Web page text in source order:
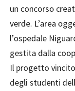
un concorso
verde. L’area
l’ospedale
gestita dalla
Il progetto
degli studenti